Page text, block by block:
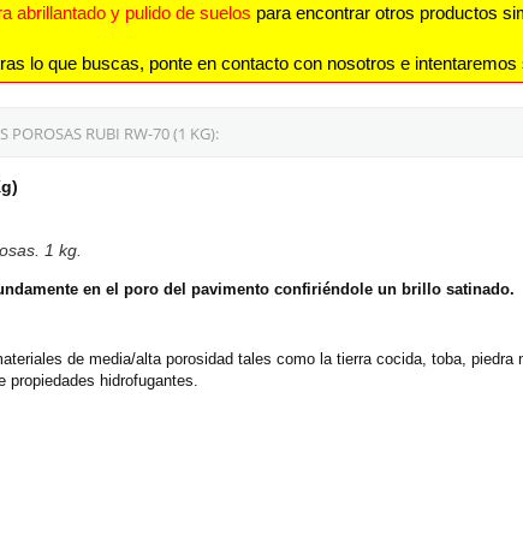
abrillantado y pulido de suelos para encontrar otros productos
lo que buscas, ponte en contacto con nosotros e
POROSAS RUBI RW-70 (1 KG):
1 kg.
en el poro del pavimento confiriéndole un brillo satinado.
de media/alta porosidad tales como la tierra cocida, toba,
hidrofugantes.